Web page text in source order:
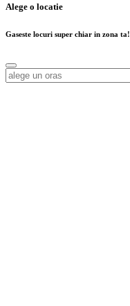
Alege o locatie
Gaseste locuri super chiar in zona ta!
Alege o locatie